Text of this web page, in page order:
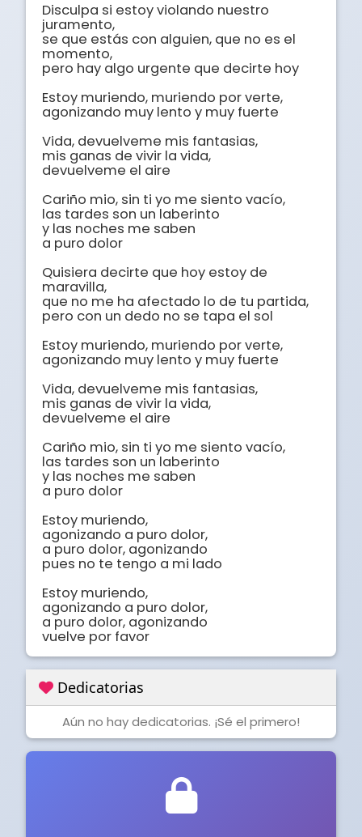
Disculpa si estoy violando nuestro
juramento,
se que estás con alguien, que no es el
momento,
pero hay algo urgente que decirte hoy
Estoy muriendo, muriendo por verte,
agonizando muy lento y muy fuerte
Vida, devuelveme mis fantasias,
mis ganas de vivir la vida,
devuelveme el aire
Cariño mio, sin ti yo me siento vacío,
las tardes son un laberinto
y las noches me saben
a puro dolor
Quisiera decirte que hoy estoy de
maravilla,
que no me ha afectado lo de tu partida,
pero con un dedo no se tapa el sol
Estoy muriendo, muriendo por verte,
agonizando muy lento y muy fuerte
Vida, devuelveme mis fantasias,
mis ganas de vivir la vida,
devuelveme el aire
Cariño mio, sin ti yo me siento vacío,
las tardes son un laberinto
y las noches me saben
a puro dolor
Estoy muriendo,
agonizando a puro dolor,
a puro dolor, agonizando
pues no te tengo a mi lado
Estoy muriendo,
agonizando a puro dolor,
a puro dolor, agonizando
vuelve por favor
Dedicatorias
Aún no hay dedicatorias. ¡Sé el primero!